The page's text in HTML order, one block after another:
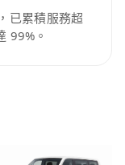
已累積服務超
99%。